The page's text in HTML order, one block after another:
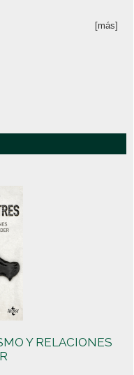
[más]
Y RELACIONES